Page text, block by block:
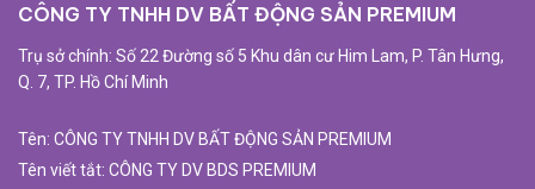
CÔNG TY TNHH DV BẤT ĐỘNG SẢN PREMIUM
Trụ sở chính: Số 22 Đường số 5 Khu dân cư Him Lam, P. Tân Hưng,
Q. 7, TP. Hồ Chí Minh
Tên: CÔNG TY TNHH DV BẤT ĐỘNG SẢN PREMIUM
Tên viết tắt: CÔNG TY DV BDS PREMIUM